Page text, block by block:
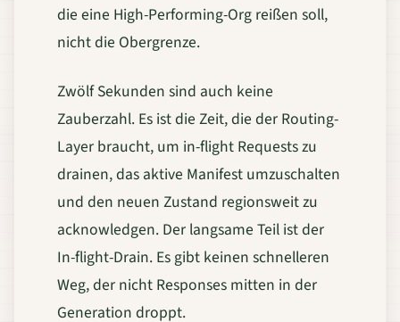
die eine High-Performing-Org reißen soll,
nicht die Obergrenze.
Zwölf Sekunden sind auch keine
Zauberzahl. Es ist die Zeit, die der Routing-
Layer braucht, um in-flight Requests zu
drainen, das aktive Manifest umzuschalten
und den neuen Zustand regionsweit zu
acknowledgen. Der langsame Teil ist der
In-flight-Drain. Es gibt keinen schnelleren
Weg, der nicht Responses mitten in der
Generation droppt.